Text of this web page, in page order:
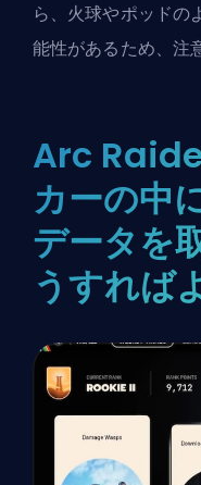
ら、火球やポッドの
能性があるため、注
Arc
カーの中
データを
うすれば